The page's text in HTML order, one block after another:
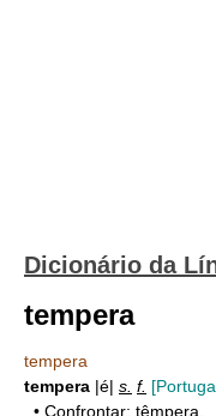
Dicionário da
tempera
tempera
tempera |é| s. f.
• Confrontar: têmpera.